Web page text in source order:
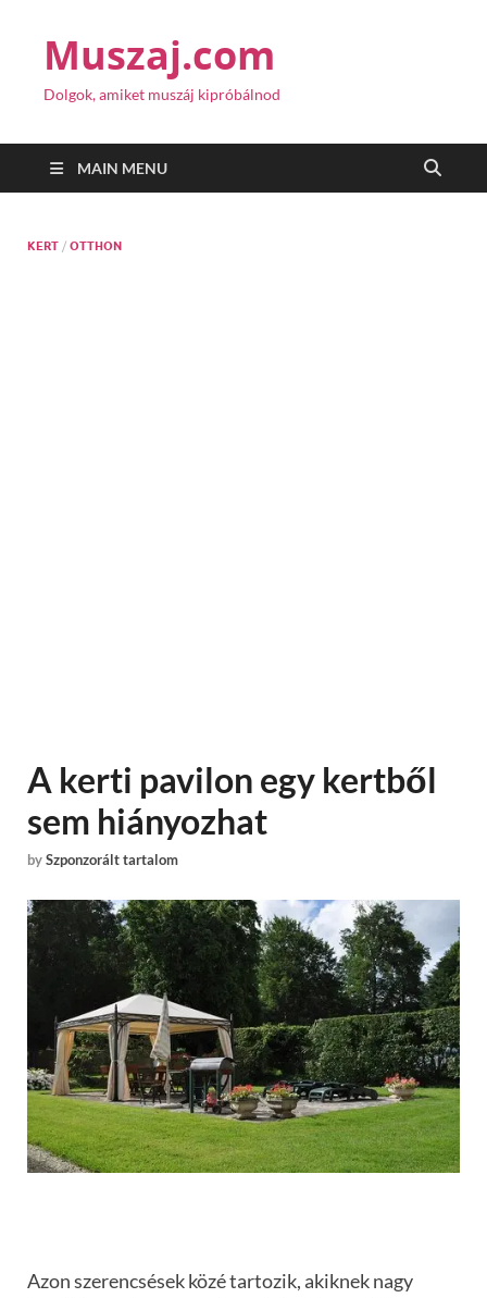
Muszaj.com
Dolgok, amiket muszáj kipróbálnod
MAIN MENU
KERT / OTTHON
A kerti pavilon egy kertből
sem hiányozhat
bySzponzorált tartalom
Azon szerencsések közé tartozik, akiknek nagy